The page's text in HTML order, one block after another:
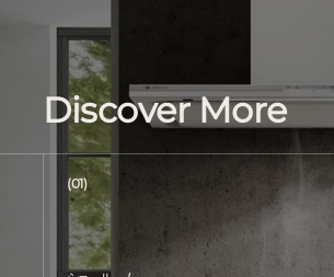
Discover More
(01)